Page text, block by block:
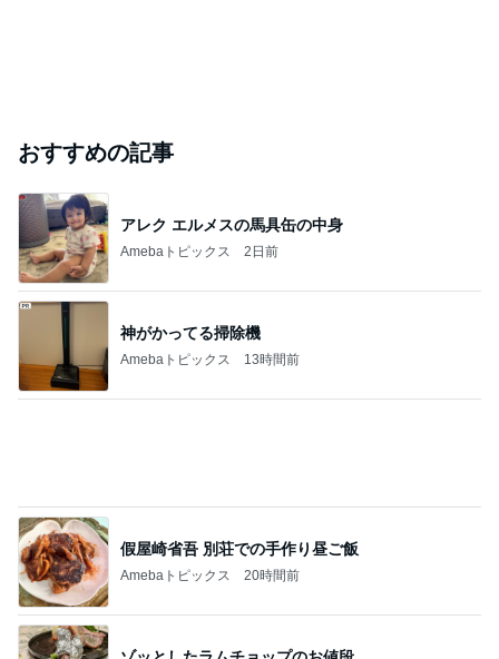
おすすめの記事
アレク エルメスの馬具缶の中身
Amebaトピックス 2日前
神がかってる掃除機
Amebaトピックス 13時間前
假屋崎省吾 別荘での手作り昼ご飯
Amebaトピックス 20時間前